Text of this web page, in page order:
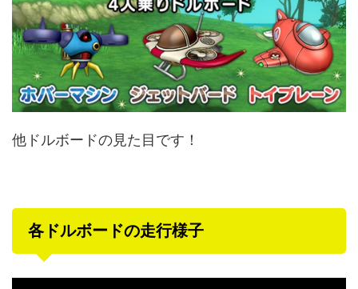
他ドルボードの見た目です！
各ドルボードの走行様子